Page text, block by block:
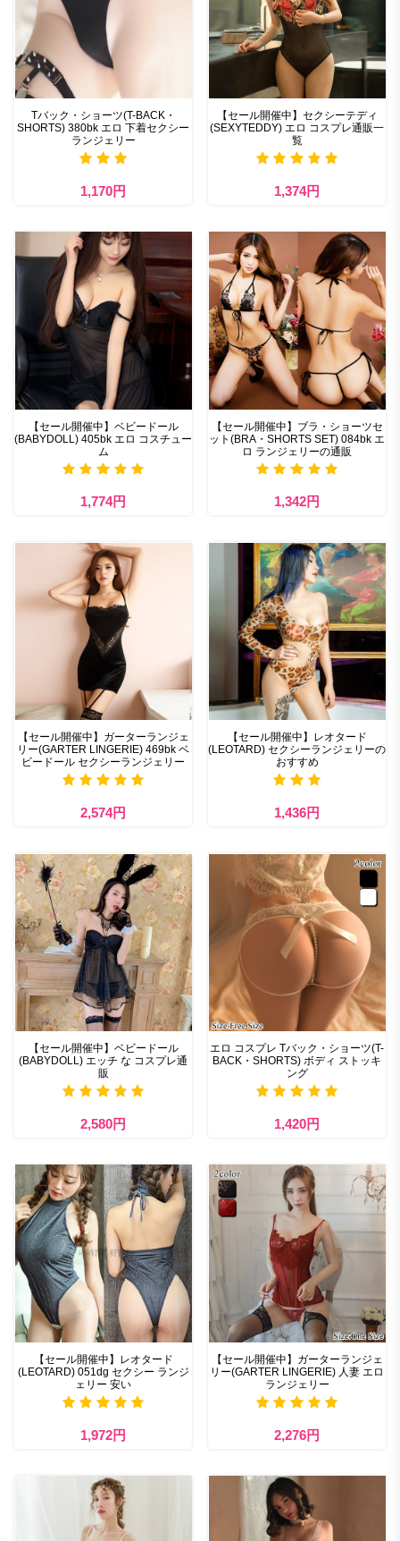
Tバック・ショーツ(T-BACK・
SHORTS) 380bk エロ 下着セクシー
ランジェリー
1,170円
【セール開催中】セクシーテディ
(SEXYTEDDY) エロ コスプレ通販一
覧
1,374円
【セール開催中】ベビードール
(BABYDOLL) 405bk エロ コスチュー
ム
1,774円
【セール開催中】ブラ・ショーツセ
ット(BRA・SHORTS SET) 084bk エ
ロ ランジェリーの通販
1,342円
【セール開催中】ガーターランジェ
リー(GARTER LINGERIE) 469bk ベ
ビードール セクシーランジェリー
2,574円
【セール開催中】レオタード
(LEOTARD) セクシーランジェリーの
おすすめ
1,436円
【セール開催中】ベビードール
(BABYDOLL) エッチ な コスプレ通
販
2,580円
エロ コスプレ Tバック・ショーツ(T-
BACK・SHORTS) ボディ ストッキ
ング
1,420円
【セール開催中】レオタード
(LEOTARD) 051dg セクシー ランジ
ェリー 安い
1,972円
【セール開催中】ガーターランジェ
リー(GARTER LINGERIE) 人妻 エロ
ランジェリー
2,276円